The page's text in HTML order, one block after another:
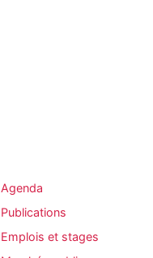
Agenda
Publications
Emplois et stages